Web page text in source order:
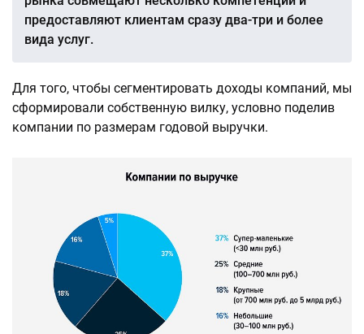
предоставляют клиентам сразу два-три и более
вида услуг.
Для того, чтобы сегментировать доходы компаний, мы
сформировали собственную вилку, условно поделив
компании по размерам годовой выручки.